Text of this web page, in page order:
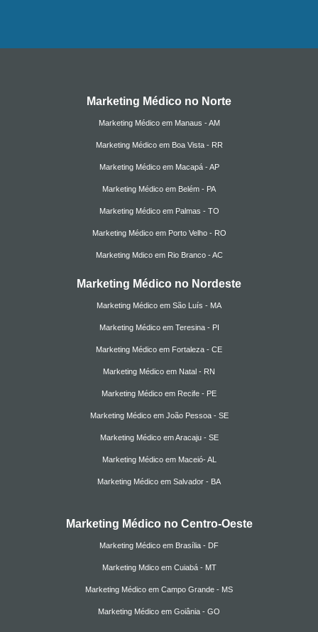
Marketing Médico no Norte
Marketing Médico em Manaus - AM
Marketing Médico em Boa Vista - RR
Marketing Médico em Macapá - AP
Marketing Médico em Belém - PA
Marketing Médico em Palmas - TO
Marketing Médico em Porto Velho - RO
Marketing Mdico em Rio Branco - AC
Marketing Médico no Nordeste
Marketing Médico em São Luís - MA
Marketing Médico em Teresina - PI
Marketing Médico em Fortaleza - CE
Marketing Médico em Natal - RN
Marketing Médico em Recife - PE
Marketing Médico em João Pessoa - SE
Marketing Médico em Aracaju - SE
Marketing Médico em Maceió- AL
Marketing Médico em Salvador - BA
Marketing Médico no Centro-Oeste
Marketing Médico em Brasília - DF
Marketing Mdico em Cuiabá - MT
Marketing Médico em Campo Grande - MS
Marketing Médico em Goiânia - GO